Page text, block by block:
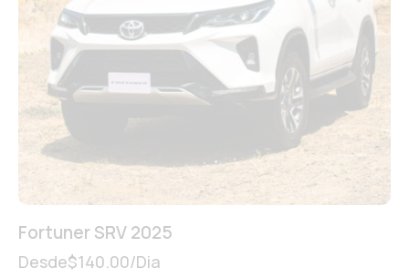
Fortuner SRV 2025
Desde$140.00/Dia